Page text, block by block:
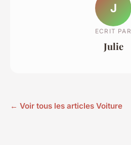
J
ECRIT PAR
Julie
← Voir tous les articles Voiture